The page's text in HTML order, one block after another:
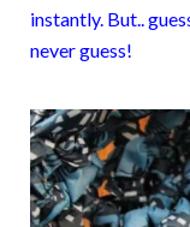
instantly. But..
never guess!